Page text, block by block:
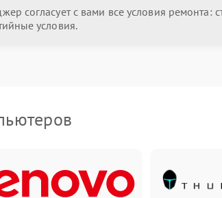
согласует с вами все условия ремонта:
условия.